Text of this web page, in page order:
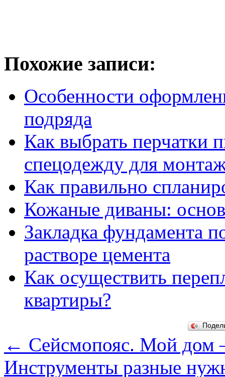
Похожие записи:
Особенности
подряда
Как выбрать перчатки
спецодежду для
Как правильно
Кожаные диваны:
Закладка фундамента
растворе цемента
Как осуществить
квартиры?
← Сейсмопояс. Мой дом
Инструменты разные